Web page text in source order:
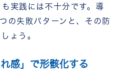
実践には不十分です。導
の失敗パターンと、その防
ょう。
感」で形骸化する